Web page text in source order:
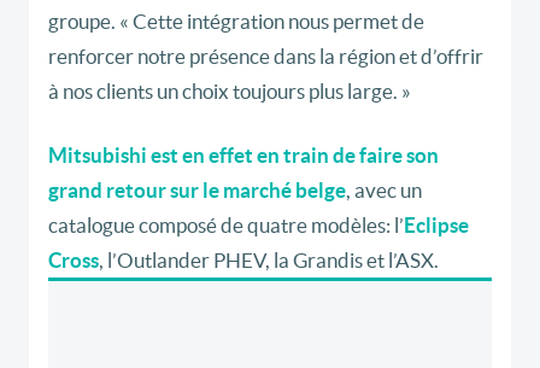
groupe. « Cette intégration nous permet de
renforcer notre présence dans la région et d’offrir
à nos clients un choix toujours plus large. »
Mitsubishi est en effet en train de faire son
grand retour sur le marché belge, avec un
catalogue composé de quatre modèles: l’ Eclipse
Cross, l’Outlander PHEV, la Grandis et l’ASX.